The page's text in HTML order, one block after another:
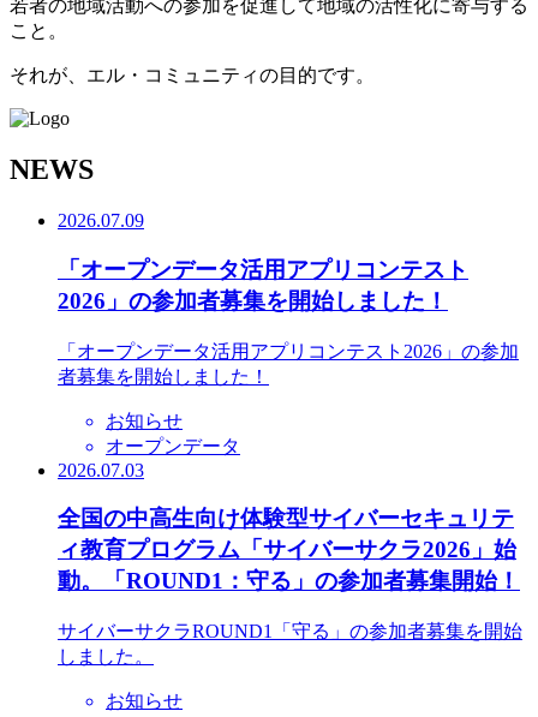
若者の地域活動への参加を促進して地域の活性化に寄与する
こと。
それが、エル・コミュニティの目的です。
NEWS
2026.07.09
「オープンデータ活用アプリコンテスト
2026」の参加者募集を開始しました！
「オープンデータ活用アプリコンテスト2026」の参加
者募集を開始しました！
お知らせ
オープンデータ
2026.07.03
全国の中高生向け体験型サイバーセキュリテ
ィ教育プログラム「サイバーサクラ2026」始
動。「ROUND1：守る」の参加者募集開始！
サイバーサクラROUND1「守る」の参加者募集を開始
しました。
お知らせ